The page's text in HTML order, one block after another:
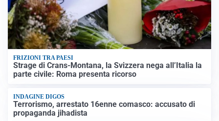
FRIZIONI TRA PAESI
Strage di Crans-Montana, la Svizzera nega all’Italia la
parte civile: Roma presenta ricorso
INDAGINE DIGOS
Terrorismo, arrestato 16enne comasco: accusato di
propaganda jihadista